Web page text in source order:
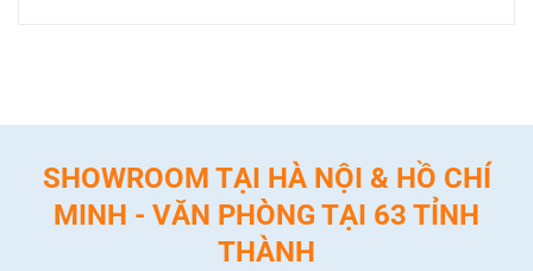
SHOWROOM TẠI HÀ NỘI & HỒ CHÍ
MINH - VĂN PHÒNG TẠI 63 TỈNH
THÀNH